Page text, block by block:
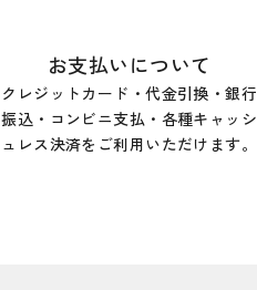
お支払いについて
クレジットカード・代金引換・銀行
振込・コンビニ支払・各種キャッシ
ュレス決済をご利用いただけます。